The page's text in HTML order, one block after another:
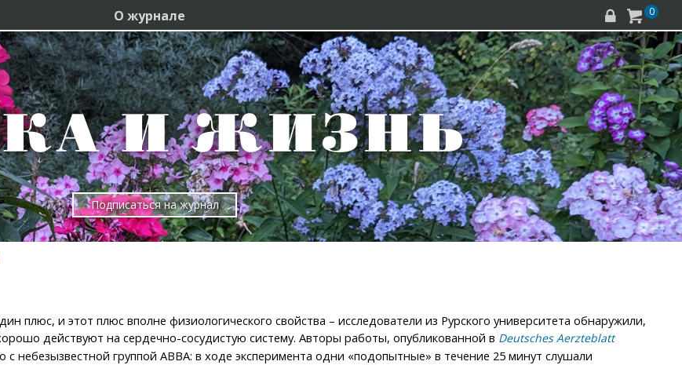
О журнале   0
Подписаться на журнал
плюс, и этот плюс вполне физиологического свойства – исследователи из Рурского университета обнаружили,
действуют на сердечно-сосудистую систему. Авторы работы, опубликованной в Deutsches Aerzteblatt
небезызвестной группой ABBA: в ходе эксперимента одни «подопытные» в течение 25 минут слушали